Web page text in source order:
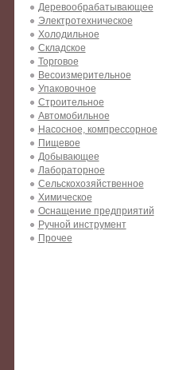
Деревообрабатывающее
Электротехническое
Холодильное
Складское
Торговое
Весоизмерительное
Упаковочное
Строительное
Автомобильное
Насосное, компрессорное
Пищевое
Добывающее
Лабораторное
Сельскохозяйственное
Химическое
Оснащение предприятий
Ручной инструмент
Прочее